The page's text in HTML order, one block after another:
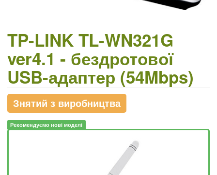
TP-LINK TL-WN321G
ver4.1 - бездротової
USB-адаптер (54Mbps)
Знятий з виробництва
Рекомендуємо нові моделі